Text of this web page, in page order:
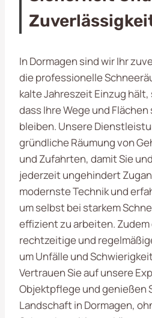
In Dormagen sind wir Ihr
die professionelle
kalte Jahreszeit Einzug hält,
dass Ihre Wege und
bleiben. Unsere
gründliche Räumung von
und Zufahrten, damit Sie
jederzeit ungehindert
modernste Technik und
um selbst bei starkem
effizient zu arbeiten.
rechtzeitige und
um Unfälle und
Vertrauen Sie auf unsere
Objektpflege und genießen
Landschaft in Dormagen,